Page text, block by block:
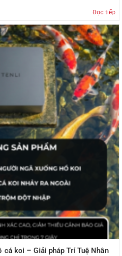
Đọc tiếp
koi – Giải pháp Trí Tuệ Nhân